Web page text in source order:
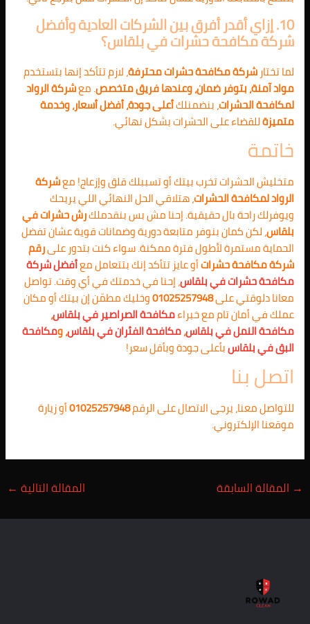
10. إزاي أقدر أفرق بين الشركات العادية وأفضل
شركة مكافحة حشرات في بلقاس؟
لما تختارشركة مكافحة حشرات محترفة، لازم تتأكد إنها بتستخدم
مواد آمنة، بتوفر ضمان، وعندها فريق متخصص. معشركة الرواد
لمكافحة الحشرات، بنضمنلكأعلى جودة، أفضل أسعار، وخدمة
متميزةللقضاء على الحشرات بشكل نهائي.
خاتمة
متخليش الحشرات تخرب بيتك أو تسببلك قلق وإزعاج! معشركة
الرواد لمكافحة الحشرات، هتلاقي الحل النهائي اللي يريحك
ويوفرلك راحة بال حقيقية. إحنا مش بس بنقدملكرش حشرات في
بلقاس، لكن كمان بنوفر متابعة دورية وضمانات قوية عشان تفضل
الحماية مستمرة لأطول فترة ممكنة. سواء كنت بتدور علىرقم
شركة مكافحة حشراتأو عايز تتأكد إنك بتتعامل معأفضل شركة
مكافحة حشرات في بلقاس، إحنا في خدمتك في أي وقت. تواصل
معانا دلوقتي على01025257948وخليك مطمّن إن بيتك أو مكان
عملك في أمان تام مع خبراءمكافحة الصراصير في بلقاس،
مكافحة النمل في بلقاس،مكافحة الفئران في بلقاس، ومكافحة
البق في بلقاسبأعلى جودة وبأقل سعر!
اتصل بنا
للتواصل معنا، يرجى الاتصال على الرقم01025257948أو زيارة
موقعنا الإلكتروني.
→ المقالة السابقة المقالة التالية ←